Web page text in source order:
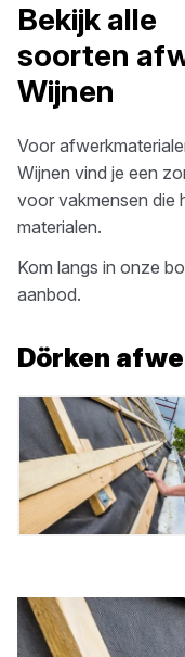
Bekijk alle
soorten
Wijnen
Voor
Wijnen vind je een
voor vakmensen die
materialen.
Kom langs in onze
aanbod.
Dörken